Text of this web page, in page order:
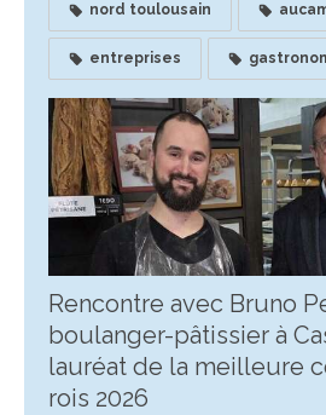
nord toulousain
entreprises
Rencontre avec Bruno
boulanger-pâtissier à
lauréat de la meilleure
rois 2026